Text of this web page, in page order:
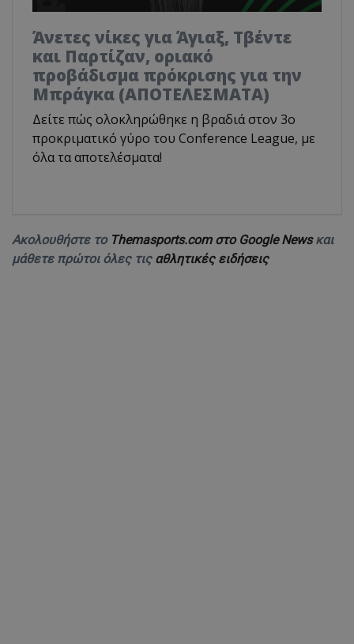
Άνετες νίκες για Άγιαξ, Τβέντε
και Παρτίζαν, οριακό
προβάδισμα πρόκρισης για την
Μπράγκα (ΑΠΟΤΕΛΕΣΜΑΤΑ)
Δείτε πώς ολοκληρώθηκε η βραδιά στον 3ο
προκριματικό γύρο του Conference League, με
όλα τα αποτελέσματα!
Ακολουθήστε το Themasports.com στο Google Newsκαι
μάθετε πρώτοι όλες τις αθλητικές ειδήσεις